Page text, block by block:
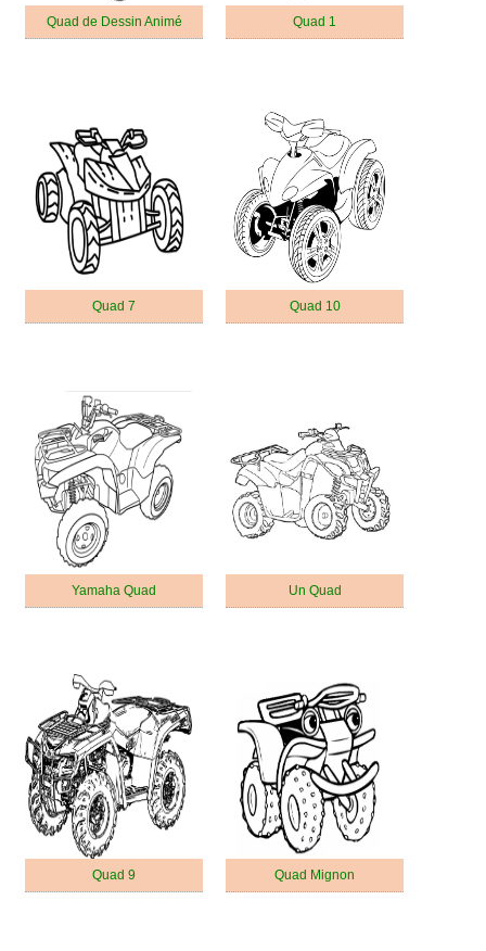
Quad de Dessin Animé Quad 1
Quad 7 Quad 10
Yamaha Quad Un Quad
Quad 9 Quad Mignon